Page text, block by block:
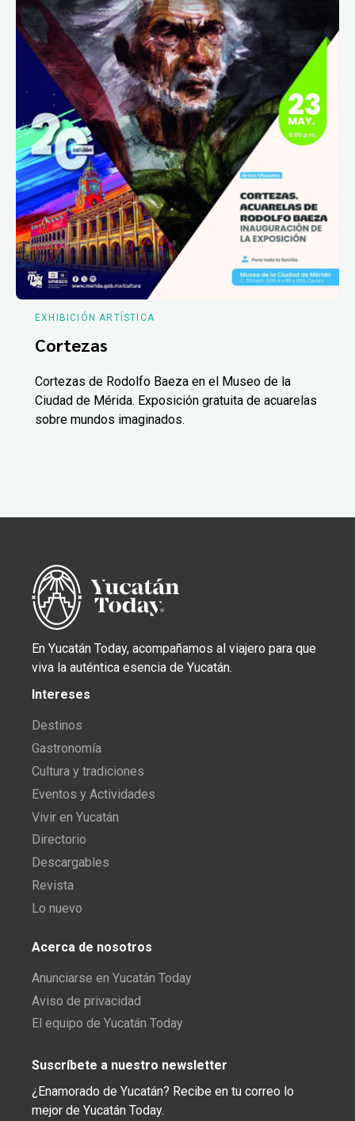
EXHIBICIÓN ARTÍSTICA
Cortezas
Cortezas de Rodolfo Baeza en el Museo de la
Ciudad de Mérida. Exposición gratuita de acuarelas
sobre mundos imaginados.
En Yucatán Today, acompañamos al viajero para que
viva la auténtica esencia de Yucatán.
Intereses
Destinos
Gastronomía
Cultura y tradiciones
Eventos y Actividades
Vivir en Yucatán
Directorio
Descargables
Revista
Lo nuevo
Acerca de nosotros
Anunciarse en Yucatán Today
Aviso de privacidad
El equipo de Yucatán Today
Suscríbete a nuestro newsletter
¿Enamorado de Yucatán? Recibe en tu correo lo
mejor de Yucatán Today.